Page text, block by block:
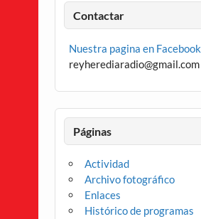
Contactar
Nuestra pagina en Facebook
reyherediaradio@gmail.com
Páginas
Actividad
Archivo fotográfico
Enlaces
Histórico de programas